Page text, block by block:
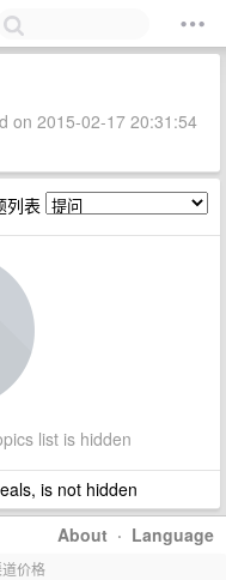
on 2015-02-17 20:31:54
列表
list is hidden
is not hidden
About · Language
价格